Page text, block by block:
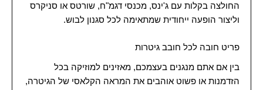
החולצה בקלות עם ג'ינס, מכנסי דגמ"ח, שורטס או סניקרס
וליצור הופעה ייחודית שמתאימה לכל סגנון לבוש.
פריט חובה לכל חובב גיטרות
בין אם אתם מנגנים בעצמכם, מאזינים למוזיקה בכל
הזדמנות או פשוט אוהבים את המראה הקלאסי של הגיטרה,